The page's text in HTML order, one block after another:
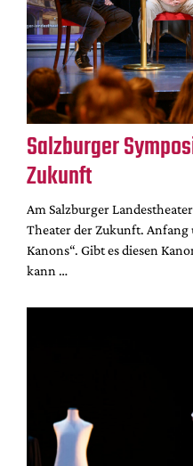
Salzburger
Zukunft
Am Salzburger
Theater der Zukunft. Anfang
Kanons“. Gibt es diesen
kann …